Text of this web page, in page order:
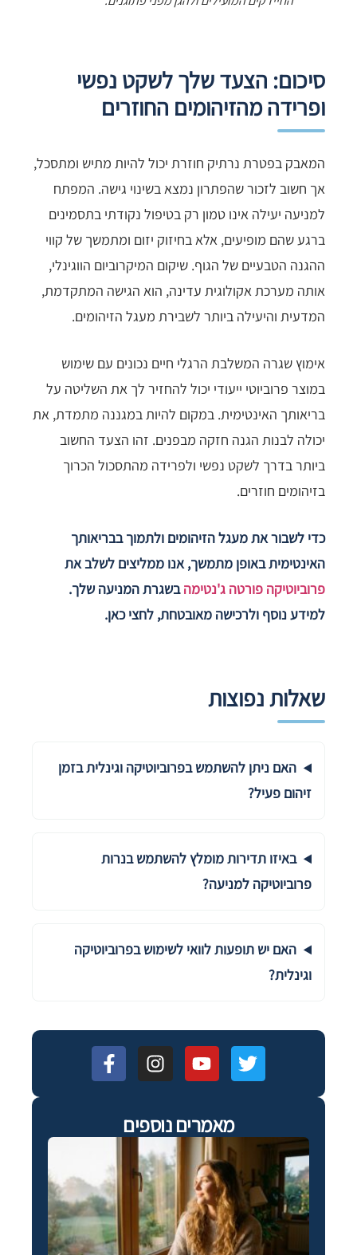
מאמרים נוספים
סיכום: הצעד שלך לשקט נפשי
ופרידה מהזיהומים החוזרים
המאבק בפטרת נרתיק חוזרת יכול להיות מתיש ומתסכל,
אך חשוב לזכור שהפתרון נמצא בשינוי גישה. המפתח
למניעה יעילה אינו טמון רק בטיפול נקודתי בתסמינים
ברגע שהם מופיעים, אלא בחיזוק יזום ומתמשך של קווי
ההגנה הטבעיים של הגוף. שיקום המיקרוביום הווגינלי,
אותה מערכת אקולוגית עדינה, הוא הגישה המתקדמת,
המדעית והיעילה ביותר לשבירת מעגל הזיהומים.
אימוץ שגרה המשלבת הרגלי חיים נכונים עם שימוש
במוצר פרוביוטי ייעודי יכול להחזיר לך את השליטה על
בריאותך האינטימית. במקום להיות במגננה מתמדת, את
יכולה לבנות הגנה חזקה מבפנים. זהו הצעד החשוב
ביותר בדרך לשקט נפשי ולפרידה מהתסכול הכרוך
בזיהומים חוזרים.
כדי לשבור את מעגל הזיהומים ולתמוך בבריאותך
האינטימית באופן מתמשך, אנו ממליצים לשלב את
פרוביוטיקה פורטה ג'נטימהבשגרת המניעה שלך.
למידע נוסף ולרכישה מאובטחת, לחצי כאן.
שאלות נפוצות
האם ניתן להשתמש בפרוביוטיקה וגינלית בזמן
זיהום פעיל?
באיזו תדירות מומלץ להשתמש בנרות
פרוביוטיקה למניעה?
האם יש תופעות לוואי לשימוש בפרוביוטיקה
וגינלית?